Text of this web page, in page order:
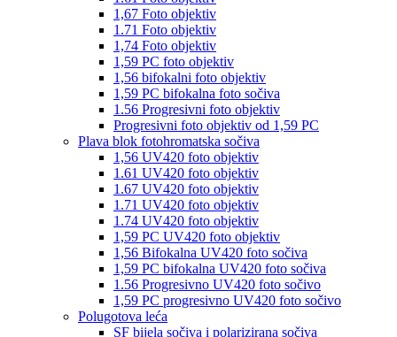
1,67 Foto objektiv
1.71 Foto objektiv
1,74 Foto objektiv
1,59 PC foto objektiv
1,56 bifokalni foto objektiv
1,59 PC bifokalna foto sočiva
1.56 Progresivni foto objektiv
Progresivni foto objektiv od 1,59 PC
Plava blok fotohromatska sočiva
1,56 UV420 foto objektiv
1.61 UV420 foto objektiv
1.67 UV420 foto objektiv
1.71 UV420 foto objektiv
1.74 UV420 foto objektiv
1,59 PC UV420 foto objektiv
1,56 Bifokalna UV420 foto sočiva
1,59 PC bifokalna UV420 foto sočiva
1.56 Progresivno UV420 foto sočivo
1,59 PC progresivno UV420 foto sočivo
Polugotova leća
SF bijela sočiva i polarizirana sočiva